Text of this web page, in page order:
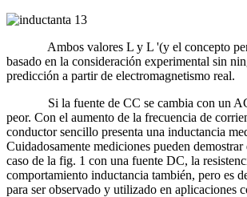
Ambos valores L y L '(y el concepto per
basado en la consideración experimental sin
predicción a partir de electromagnetismo real.
Si la fuente de CC se cambia con un AC,
peor. Con el aumento de la frecuencia de
conductor sencillo presenta una inductancia
Cuidadosamente mediciones pueden
caso de la fig. 1 con una fuente DC, la
comportamiento inductancia también, pero es
para ser observado y utilizado en aplicaciones